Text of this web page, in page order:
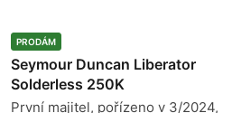
PRODÁM
Seymour Duncan Liberator
Solderless 250K
První majitel, pořízeno v 3/2024,